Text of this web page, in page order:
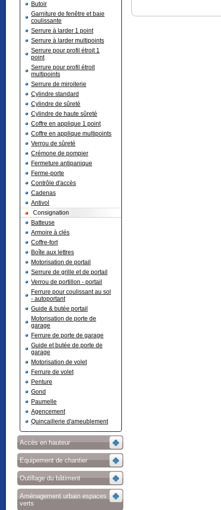
Butoir
Garniture de fenêtre et baie
coulissante
Serrure à larder 1 point
Serrure à larder multipoints
Serrure pour profil étroit 1
point
Serrure pour profil étroit
multipoints
Serrure de miroiterie
Cylindre standard
Cylindre de sûreté
Cylindre de haute sûreté
Coffre en applique 1 point
Coffre en applique multipoints
Verrou de sûreté
Crémone de pompier
Fermeture antipanique
Ferme-porte
Contrôle d'accès
Cadenas
Antivol
Consignation
Batteuse
Armoire à clés
Coffre-fort
Boîte aux lettres
Motorisation de portail
Serrure de grille et de portail
Verrou de portillon - portail
Ferrure pour coulissant au sol
- autoportant
Guide & butée portail
Motorisation de porte de
garage
Ferrure de porte de garage
Guide et butée de porte de
garage
Motorisation de volet
Ferrure de volet
Penture
Gond
Paumelle
Agencement
Quincaillerie d'ameublement
Accès en hauteur
Equipement de chantier
Outillage du bâtiment
Aménagement urbain espaces
verts